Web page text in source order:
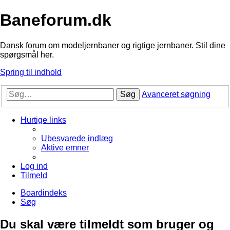
Baneforum.dk
Dansk forum om modeljernbaner og rigtige jernbaner. Stil dine
spørgsmål her.
Spring til indhold
Søg Avanceret søgning
Hurtige links
Ubesvarede indlæg
Aktive emner
Log ind
Tilmeld
Boardindeks
Søg
Du skal være tilmeldt som bruger og